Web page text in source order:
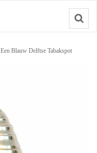
Search
Een Blauw Delftse Tabakspot